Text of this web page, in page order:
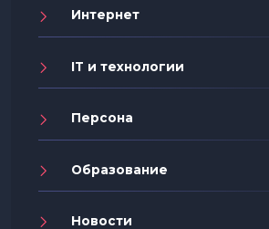
Интернет
IT и технологии
Персона
Образование
Новости